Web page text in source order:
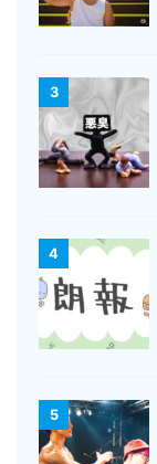
3
4
5